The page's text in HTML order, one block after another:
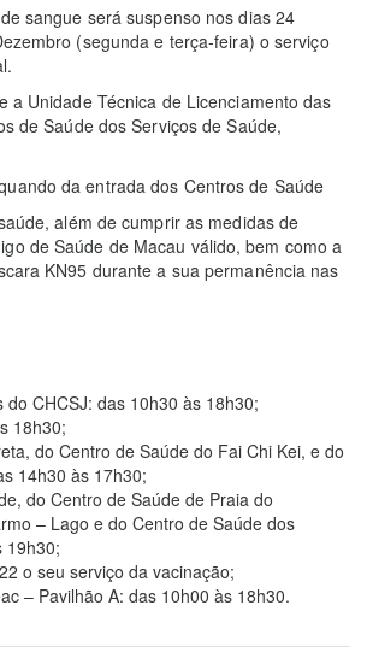
sangue será suspenso nos dias 24
(segunda e terça-feira) o serviço
a Unidade Técnica de Licenciamento das
de Saúde dos Serviços de Saúde,
da entrada dos Centros de Saúde
além de cumprir as medidas de
de Saúde de Macau válido, bem como a
KN95 durante a sua permanência nas
CHCSJ: das 10h30 às 18h30;
18h30;
do Centro de Saúde do Fai Chi Kei, e do
14h30 às 17h30;
do Centro de Saúde de Praia do
– Lago e do Centro de Saúde dos
19h30;
o seu serviço da vacinação;
– Pavilhão A: das 10h00 às 18h30.